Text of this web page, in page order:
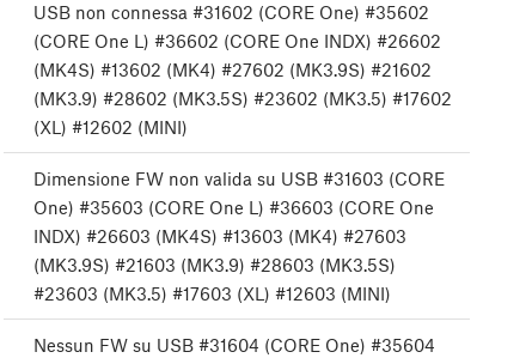
USB non connessa #31602 (CORE One) #35602
(CORE One L) #36602 (CORE One INDX) #26602
(MK4S) #13602 (MK4) #27602 (MK3.9S) #21602
(MK3.9) #28602 (MK3.5S) #23602 (MK3.5) #17602
(XL) #12602 (MINI)
Dimensione FW non valida su USB #31603 (CORE
One) #35603 (CORE One L) #36603 (CORE One
INDX) #26603 (MK4S) #13603 (MK4) #27603
(MK3.9S) #21603 (MK3.9) #28603 (MK3.5S)
#23603 (MK3.5) #17603 (XL) #12603 (MINI)
Nessun FW su USB #31604 (CORE One) #35604